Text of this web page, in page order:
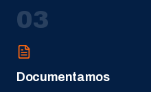
03
Documentamos